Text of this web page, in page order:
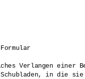
Formular
Verlangen einer
Schubladen, in die